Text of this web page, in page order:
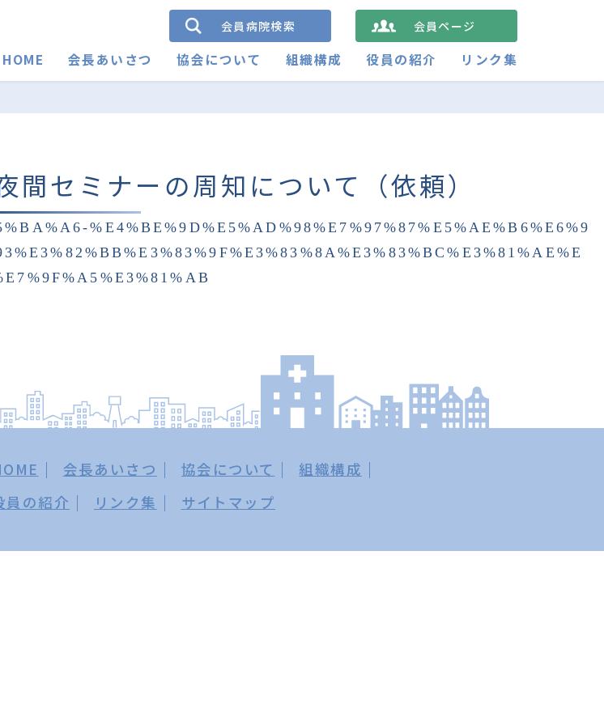
会員病院検索 会員ページ
HOME 会長あいさつ 協会について 組織構成 役員の紹介 リンク集
セミナーの周知について（依頼）
%E4%BE%9D%E5%AD%98%E7%97%87%E5%AE%B6%E6%9
会長あいさつ 協会について
組織構成
員の紹介
リンク集 サイトマップ